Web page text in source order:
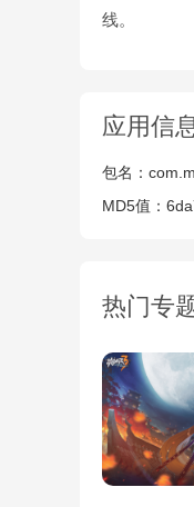
线。
应用信
包名：
MD5值：
热门专